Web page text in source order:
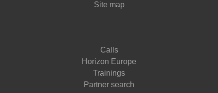
Site map
Calls
Horizon Europe
Trainings
Partner search